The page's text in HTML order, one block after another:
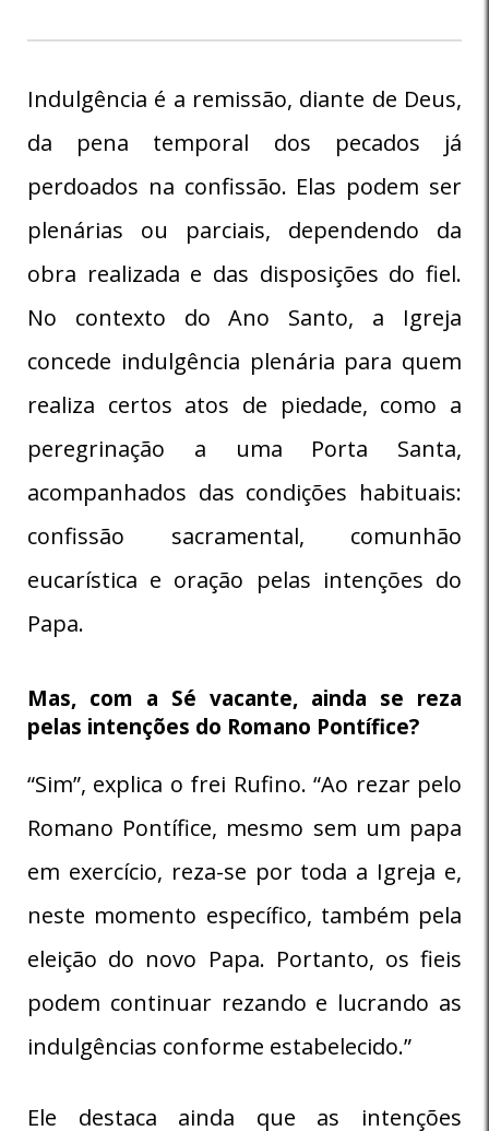
Indulgência é a remissão, diante de Deus,
da pena temporal dos pecados já
perdoados na confissão. Elas podem ser
plenárias ou parciais, dependendo da
obra realizada e das disposições do fiel.
No contexto do Ano Santo, a Igreja
concede indulgência plenária para quem
realiza certos atos de piedade, como a
peregrinação a uma Porta Santa,
acompanhados das condições habituais:
confissão sacramental, comunhão
eucarística e oração pelas intenções do
Papa.
Mas, com a Sé vacante, ainda se reza
pelas intenções do Romano Pontífice?
“Sim”, explica o frei Rufino. “Ao rezar pelo
Romano Pontífice, mesmo sem um papa
em exercício, reza-se por toda a Igreja e,
neste momento específico, também pela
eleição do novo Papa. Portanto, os fieis
podem continuar rezando e lucrando as
indulgências conforme estabelecido.”
Ele destaca ainda que as intenções